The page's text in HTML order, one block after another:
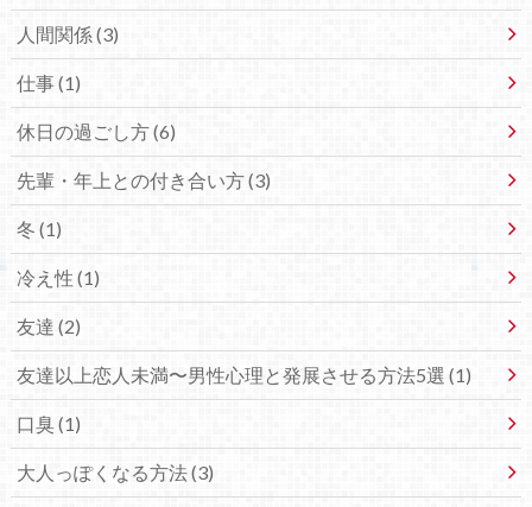
人間関係 (3)
仕事 (1)
休日の過ごし方 (6)
先輩・年上との付き合い方 (3)
冬 (1)
冷え性 (1)
友達 (2)
友達以上恋人未満〜男性心理と発展させる方法5選 (1)
口臭 (1)
大人っぽくなる方法 (3)